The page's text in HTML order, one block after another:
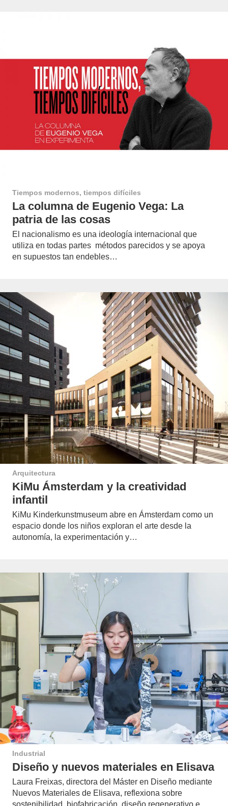
Tiempos modernos, tiempos difíciles
La columna de Eugenio Vega: La
patria de las cosas
El nacionalismo es una ideología internacional que
utiliza en todas partes métodos parecidos y se apoya
en supuestos tan endebles…
Arquitectura
KiMu Ámsterdam y la creatividad
infantil
KiMu Kinderkunstmuseum abre en Ámsterdam como un
espacio donde los niños exploran el arte desde la
autonomía, la experimentación y…
Industrial
Diseño y nuevos materiales en Elisava
Laura Freixas, directora del Máster en Diseño mediante
Nuevos Materiales de Elisava, reflexiona sobre